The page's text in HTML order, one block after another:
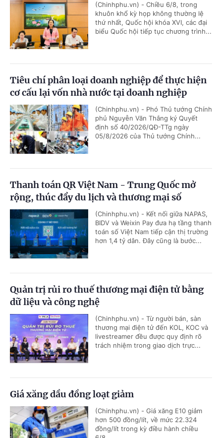
(Chinhphu.vn) - Chiều 6/8, trong
khuôn khổ kỳ họp không thường lệ
thứ nhất, Quốc hội khóa XVI, các đại
biểu Quốc hội tiếp tục chương trình...
Tiêu chí phân loại doanh nghiệp để thực hiện
cơ cấu lại vốn nhà nước tại doanh nghiệp
(Chinhphu.vn) - Phó Thủ tướng Chính
phủ Nguyễn Văn Thắng ký Quyết
định số 40/2026/QĐ-TTg ngày
05/8/2026 của Thủ tướng Chính...
Thanh toán QR Việt Nam - Trung Quốc mở
rộng, thúc đẩy du lịch và thương mại số
(Chinhphu.vn) - Kết nối giữa NAPAS,
BIDV và Weixin Pay đưa hạ tầng thanh
toán số Việt Nam tiếp cận thị trường
hơn 1,4 tỷ dân. Đây cũng là bước...
Quản trị rủi ro thuế thương mại điện tử bằng
dữ liệu và công nghệ
(Chinhphu.vn) - Từ người bán, sàn
thương mại điện tử đến KOL, KOC và
livestreamer đều được quy định rõ
trách nhiệm trong giao dịch trực...
Giá xăng dầu đồng loạt giảm
(Chinhphu.vn) - Giá xăng E10 giảm
hơn 500 đồng/lít, về mức 22.324
đồng/lít trong kỳ điều hành chiều